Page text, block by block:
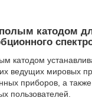
катодом
катодом
ведущих мировых
приборов, а также
пользователей.